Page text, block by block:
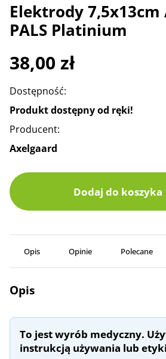
Elektrody
PALS Platinium
38,00 zł
Dostępność:
Produkt dostępny od ręki!
Producent:
Axelgaard
Dodaj do koszyka
Opis Opinie Polecane
Opis
To jest wyrób medyczny.
instrukcją używania lub